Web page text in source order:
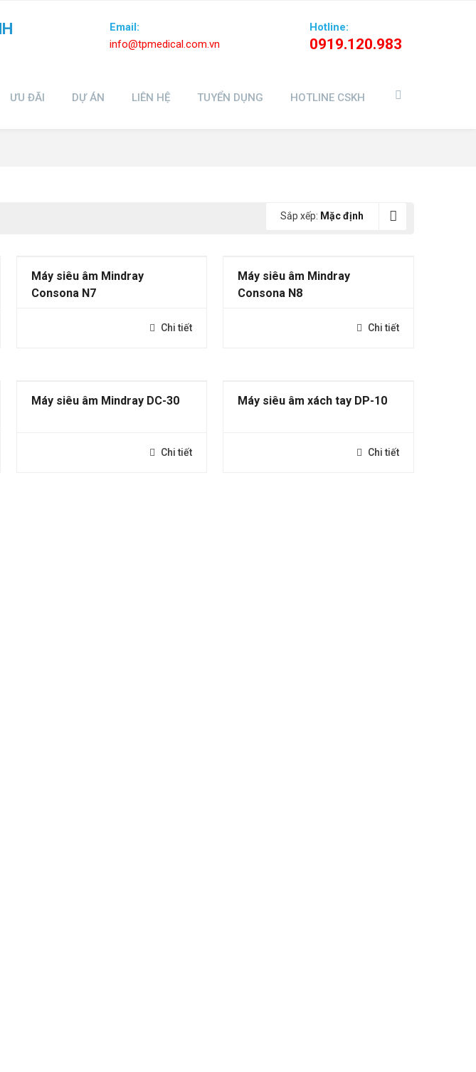
Email:
info@tpmedical.com.vn
Hotline:
0919.120.983
ƯU ĐÃI DỰ ÁN LIÊN HỆ TUYỂN DỤNG HOTLINE CSKH
Sắp xếp: Mặc định
Máy siêu âm Mindray
Consona N7
Chi tiết
Máy siêu âm Mindray
Consona N8
Chi tiết
Máy siêu âm Mindray DC-30
Chi tiết
Máy siêu âm xách tay DP-10
Chi tiết